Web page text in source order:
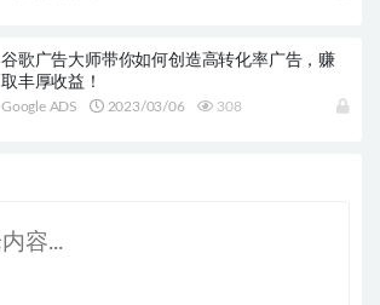
谷歌广告大师带你如何创造高转化率广告，赚
取丰厚收益！
Google ADS 2023/03/06 308